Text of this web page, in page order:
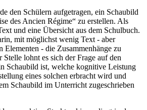
den Schülern aufgetragen, ein Schaubild
des Ancien Régime“ zu erstellen. Als
und eine Übersicht aus dem Schulbuch.
mit möglichst wenig Text - aber
Elementen - die Zusammenhänge zu
lohnt es sich der Frage auf den
Schaubild ist, welche kognitive Leistung
eines solchen erbracht wird und
Schaubild im Unterricht zugeschrieben